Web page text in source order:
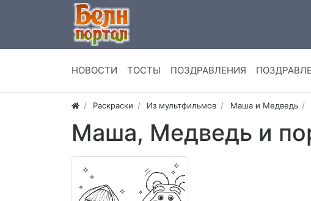
НОВОСТИ ТОСТЫ ПОЗДРАВЛЕНИЯ
Раскраски Из мультфильмов Маша и Медведь
Маша, Медведь и